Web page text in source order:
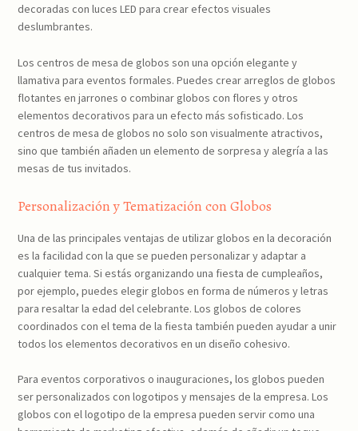
decoradas con luces LED para crear efectos visuales
deslumbrantes.
Los centros de mesa de globos son una opción elegante y
llamativa para eventos formales. Puedes crear arreglos de globos
flotantes en jarrones o combinar globos con flores y otros
elementos decorativos para un efecto más sofisticado. Los
centros de mesa de globos no solo son visualmente atractivos,
sino que también añaden un elemento de sorpresa y alegría a las
mesas de tus invitados.
Personalización y Tematización con Globos
Una de las principales ventajas de utilizar globos en la decoración
es la facilidad con la que se pueden personalizar y adaptar a
cualquier tema. Si estás organizando una fiesta de cumpleaños,
por ejemplo, puedes elegir globos en forma de números y letras
para resaltar la edad del celebrante. Los globos de colores
coordinados con el tema de la fiesta también pueden ayudar a unir
todos los elementos decorativos en un diseño cohesivo.
Para eventos corporativos o inauguraciones, los globos pueden
ser personalizados con logotipos y mensajes de la empresa. Los
globos con el logotipo de la empresa pueden servir como una